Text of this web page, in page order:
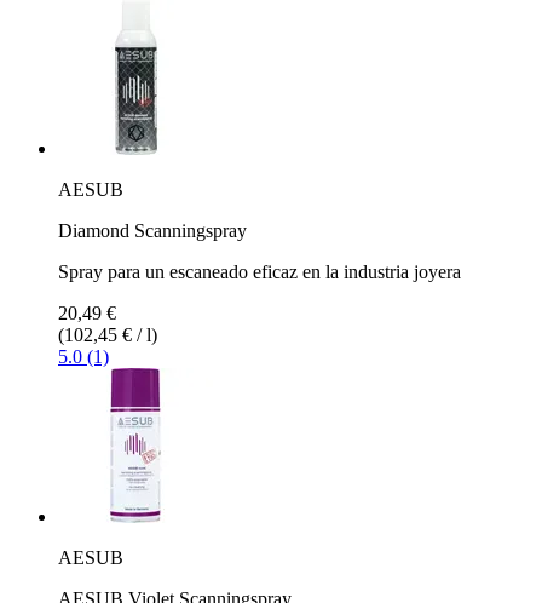
AESUB
Diamond Scanningspray
Spray para un escaneado eficaz en la industria joyera
20,49 €
(102,45 € / l)
5.0 (1)
AESUB
AESUB Violet Scanningspray